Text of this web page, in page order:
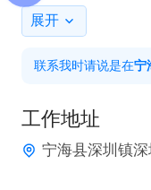
5、建立并维护订
6、协助业务员与
7、对接来厂验货
货。
展开
联系我时请说是在宁
工作地址
宁海县深圳镇